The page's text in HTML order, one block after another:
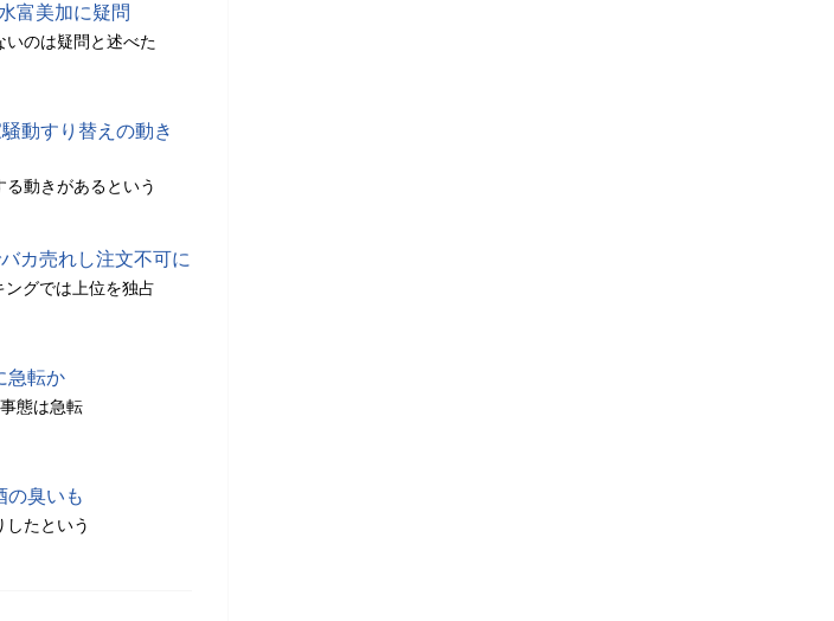
富美加に疑問
のは疑問と述べた
動すり替えの動き
動きがあるという
カ売れし注文不可に
グでは上位を独占
急転か
態は急転
の臭いも
たという